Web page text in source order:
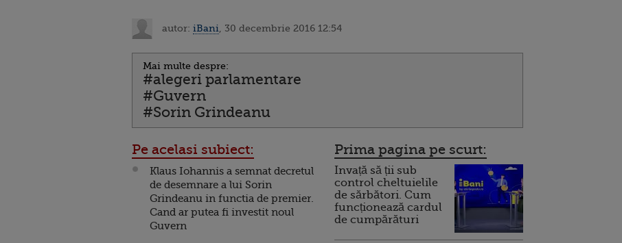
autor: iBani , 30 decembrie 2016 12:54
Mai multe despre:
#alegeri parlamentare
#Guvern
#Sorin Grindeanu
Pe acelasi subiect:
Klaus Iohannis a semnat decretul
de desemnare a lui Sorin
Grindeanu in functia de premier.
Cand ar putea fi investit noul
Guvern
Prima pagina pe scurt:
Invață să ții sub
control cheltuielile
de sărbători. Cum
funcționează cardul
de cumpărături